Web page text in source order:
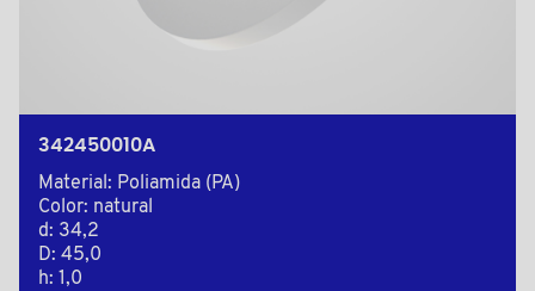
342450010A
Material: Poliamida (PA)
Color: natural
d: 34,2
D: 45,0
h: 1,0